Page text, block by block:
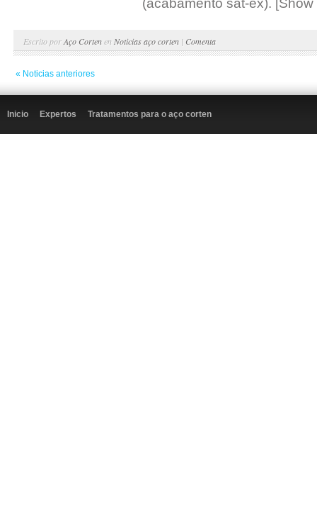
(acabamento sat-ex). [Show
Escrito porAço Cortenen Noticias aço corten | Comenta
« Noticias anteriores
Inicio Expertos Tratamentos para o aço corten